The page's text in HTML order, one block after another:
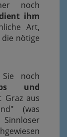
noch
ihm
Art,
nötige
noch
und
Graz aus
(was